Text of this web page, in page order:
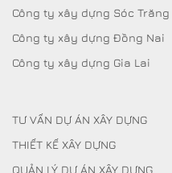
Công ty xây dựng Sóc Trăng
Công ty xây dựng Đồng Nai
Công ty xây dựng Gia Lai
TƯ VẤN DỰ ÁN XÂY DỰNG
THIẾT KẾ XÂY DỰNG
QUẢN LÝ DỰ ÁN XÂY DỰNG